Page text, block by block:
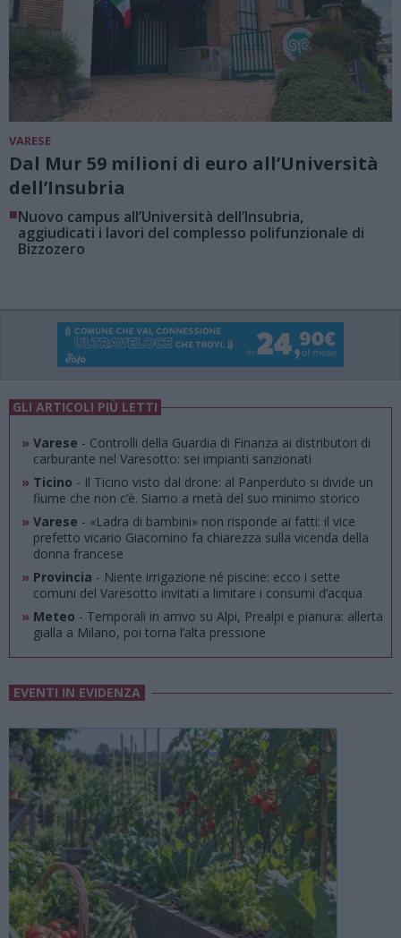
VARESE
Dal Mur 59 milioni di euro all’Università
dell’Insubria
■Nuovo campus all’Università dell’Insubria,
aggiudicati i lavori del complesso polifunzionale di
Bizzozero
GLI ARTICOLI PIÙ LETTI
» Varese - Controlli della Guardia di Finanza ai distributori di
carburante nel Varesotto: sei impianti sanzionati
» Ticino - Il Ticino visto dal drone: al Panperduto si divide un
fiume che non c’è. Siamo a metà del suo minimo storico
» Varese - «Ladra di bambini» non risponde ai fatti: il vice
prefetto vicario Giacomino fa chiarezza sulla vicenda della
donna francese
» Provincia - Niente irrigazione né piscine: ecco i sette
comuni del Varesotto invitati a limitare i consumi d’acqua
» Meteo - Temporali in arrivo su Alpi, Prealpi e pianura: allerta
gialla a Milano, poi torna l’alta pressione
EVENTI IN EVIDENZA